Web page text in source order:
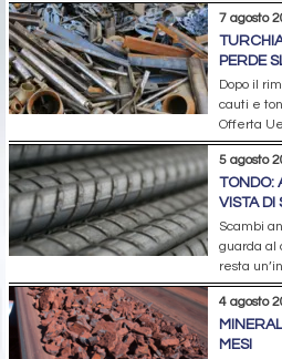
7 agosto
PERDE
Dopo il
cauti e
Offerta
5 agosto
TONDO:
VISTA DI
Scambi
guarda al
resta
4 agosto
MESI